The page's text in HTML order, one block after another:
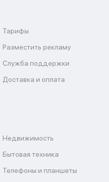
Тарифы
Разместить рекламу
Служба поддержки
Доставка и оплата
Недвижимость
Бытовая техника
Телефоны и планшеты